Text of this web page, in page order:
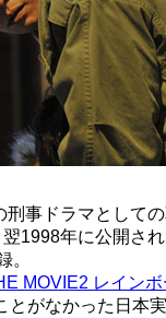
事ドラマとして
翌1998年に公開さ
。
MOVIE2 レイン
とがなかった日本